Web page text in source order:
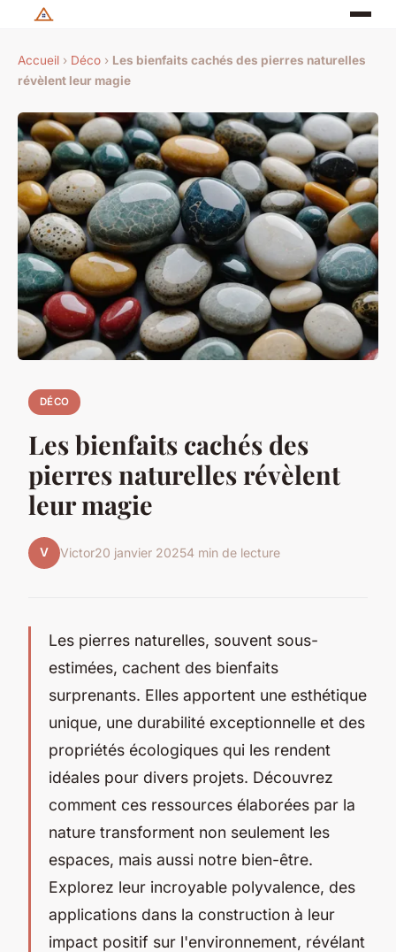
Accueil › Déco › Les bienfaits cachés des pierres naturelles
révèlent leur magie
DÉCO
Les bienfaits cachés des
pierres naturelles révèlent
leur magie
V Victor20 janvier 20254 min de lecture
Les pierres naturelles, souvent sous-
estimées, cachent des bienfaits
surprenants. Elles apportent une esthétique
unique, une durabilité exceptionnelle et des
propriétés écologiques qui les rendent
idéales pour divers projets. Découvrez
comment ces ressources élaborées par la
nature transforment non seulement les
espaces, mais aussi notre bien-être.
Explorez leur incroyable polyvalence, des
applications dans la construction à leur
impact positif sur l'environnement, révélant